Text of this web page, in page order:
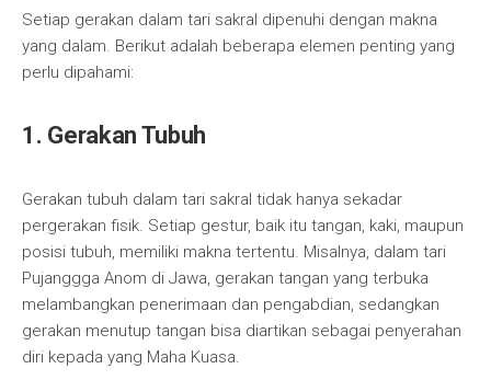
Setiap gerakan dalam tari sakral dipenuhi dengan makna
yang dalam. Berikut adalah beberapa elemen penting yang
perlu dipahami:
1. Gerakan Tubuh
Gerakan tubuh dalam tari sakral tidak hanya sekadar
pergerakan fisik. Setiap gestur, baik itu tangan, kaki, maupun
posisi tubuh, memiliki makna tertentu. Misalnya, dalam tari
Pujanggga Anom di Jawa, gerakan tangan yang terbuka
melambangkan penerimaan dan pengabdian, sedangkan
gerakan menutup tangan bisa diartikan sebagai penyerahan
diri kepada yang Maha Kuasa.